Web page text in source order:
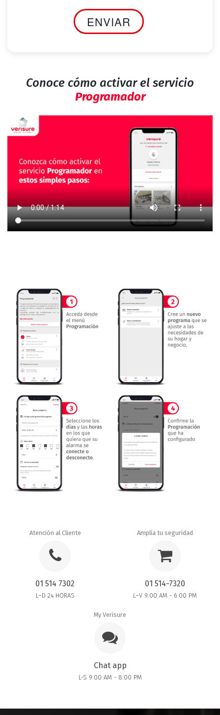
Conoce cómo activar el servicio
Programador
Atención al Cliente
01 514 7302
L–D 24 HORAS
Amplía tu seguridad
01 514-7320
L–V 9:00 AM - 6:00 PM
My Verisure
Chat app
L-S 9:00 AM - 8:00 PM